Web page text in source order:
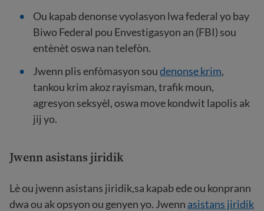
Ou kapab denonse vyolasyon lwa federal yo bay
Biwo Federal pou Envestigasyon an (FBI) sou
entènèt oswa nan telefòn.
Jwenn plis enfòmasyon soudenonse krim,
tankou krim akoz rayisman, trafik moun,
agresyon seksyèl, oswa move kondwit lapolis ak
jij yo.
Jwenn asistans jiridik
Lè ou jwenn asistans jiridik,sa kapab ede ou konprann
dwa ou ak opsyon ou genyen yo. Jwenn asistans jiridik